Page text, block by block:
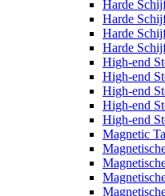
Harde
Harde
Harde
Harde
High-end
High-end
High-end
High-end
High-end
Magnetic